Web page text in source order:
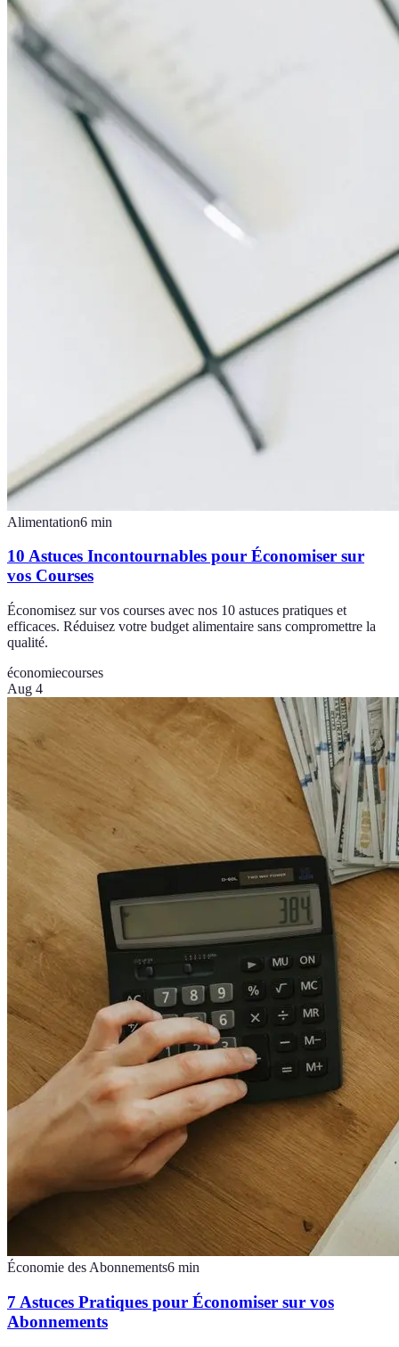
Alimentation6 min
10 Astuces Incontournables pour Économiser sur
vos Courses
Économisez sur vos courses avec nos 10 astuces pratiques et
efficaces. Réduisez votre budget alimentaire sans compromettre la
qualité.
économiecourses
Aug 4
Économie des Abonnements6 min
7 Astuces Pratiques pour Économiser sur vos
Abonnements